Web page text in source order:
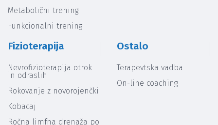
Metabolični trening
Funkcionalni trening
Fizioterapija
Nevrofizioterapija otrok
in odraslih
Rokovanje z novorojenčki
Kobacaj
Ročna limfna drenaža po
Ostalo
Terapevtska vadba
On-line coaching